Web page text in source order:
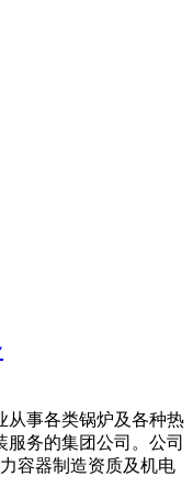
从事各类锅炉及各种热
务的集团公司。公司
容器制造资质及机电